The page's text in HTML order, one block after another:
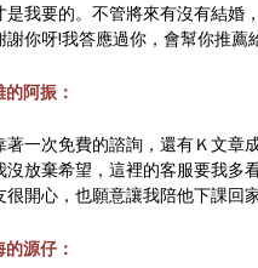
是我要的。不管將來有沒有結婚
謝你呀!我答應過你，會幫你推薦
的阿振：
著一次免費的諮詢，還有Ｋ文章
沒放棄希望，這裡的客服要我多
很開心，也願意讓我陪他下課回
的源仔：